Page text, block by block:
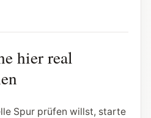
hier real
Spur prüfen willst, starte